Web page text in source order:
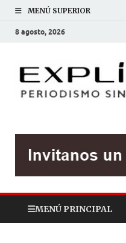
MENÚ SUPERIOR
8 agosto, 2026
MENÚ PRINCIPAL